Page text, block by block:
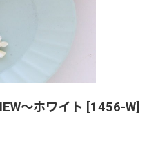
〜ホワイト [1456-W]